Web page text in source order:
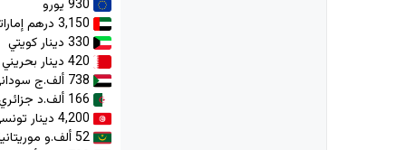
52 ألف.و موريتانية